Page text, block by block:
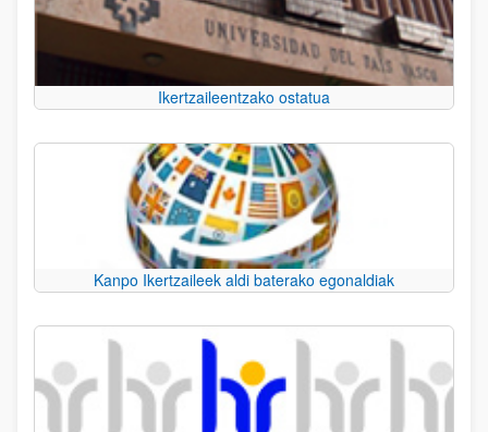
Ikertzaileentzako ostatua
Kanpo Ikertzaileek aldi baterako egonaldiak